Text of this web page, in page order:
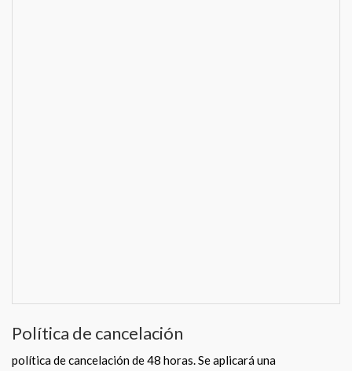
Política de cancelación
política de cancelación de 48 horas. Se aplicará una